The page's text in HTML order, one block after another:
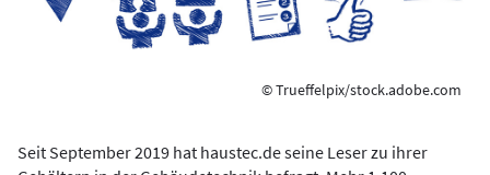
© Trueffelpix/stock.adobe.com
Seit September 2019 hat haustec.de seine Leser zu ihrer